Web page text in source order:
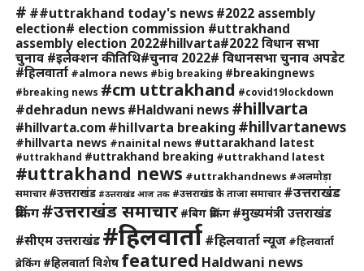
# ##uttrakhand today's news #2022 assembly
election# election commission #uttrakhand
assembly election 2022#hillvarta#2022 विधान सभा
चुनाव #इलेक्शन की तिथि#चुनाव 2022# विधानसभा चुनाव अपडेट
#हिलवार्ता #almora news #big breaking #breakingnews
#breaking news #cm uttrakhand #covid19lockdown
#dehradun news #Haldwani news #hillvarta
#hillvarta.com #hillvarta breaking #hillvartanews
#hillvarta news #nainital news #uttarakhand latest
#uttrakhand #uttrakhand breaking #uttrakhand latest
#uttrakhand news #uttrakhandnews #अलमोड़ा
समाचार #उत्तराखंड #उत्तराखंड आज तक #उत्तराखंड के ताजा समाचार #उत्तराखंड
ब्रेकिंग#उत्तराखंड समाचार #बिग ब्रेकिंग #मुख्यमंत्री उत्तराखंड
#सीएम उत्तराखंड #हिलवार्ता#हिलवार्ता न्यूज #हिलवार्ता
ब्रेकिंग #हिलवार्ता विशेष featured Haldwani news